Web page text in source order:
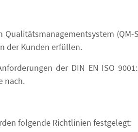
Qualitätsmanagementsystem
der Kunden erfüllen.
der DIN EN ISO
nach.
folgende Richtlinien festgelegt: